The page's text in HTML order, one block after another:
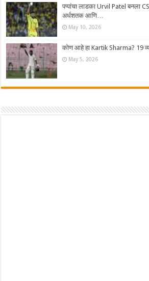
पप्पांचा लाडका Urvil Patel बनला
अर्धशतक आणि…
May 10, 2026
कोण आहे हा Kartik Sharma? 19 व्या
May 5, 2026